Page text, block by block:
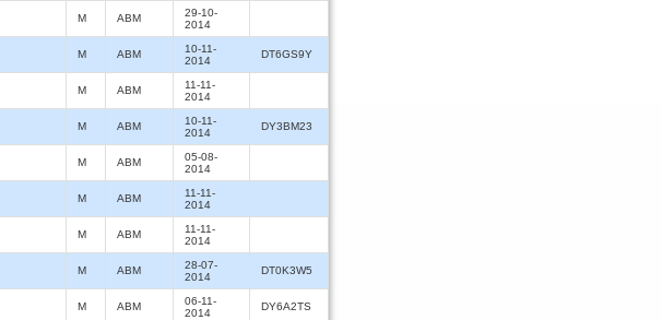
M ABM
29-10-
2014
M ABM
10-11-
2014
DT6GS9Y
M ABM
11-11-
2014
M ABM
10-11-
2014
DY3BM23
M ABM
05-08-
2014
M ABM
11-11-
2014
M ABM
11-11-
2014
M ABM
28-07-
2014
DT0K3W5
M ABM
06-11-
2014
DY6A2TS